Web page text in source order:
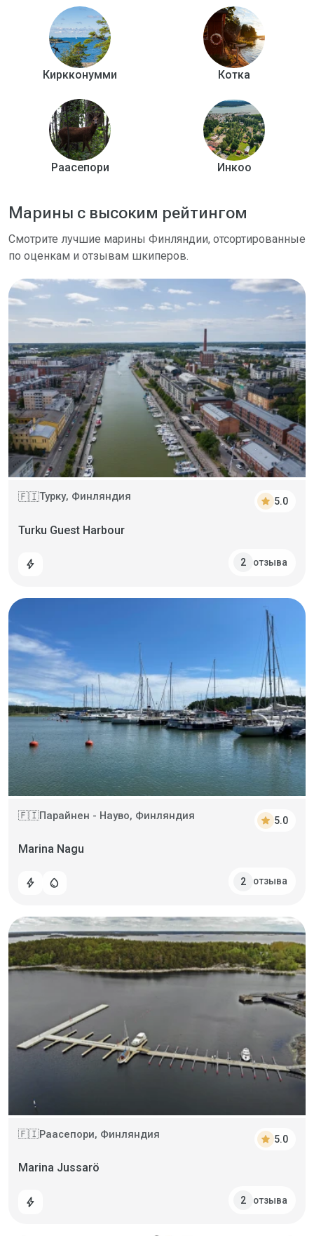
Киркконумми Котка
Раасепори Инкоо
Марины с высоким рейтингом
Смотрите лучшие марины Финляндии, отсортированные
по оценкам и отзывам шкиперов.
🇫🇮Турку, Финляндия star 5.0
Turku Guest Harbour
bolt 2 отзыва
🇫🇮Парайнен - Науво, Финляндия star 5.0
Marina Nagu
bolt water_drop 2 отзыва
🇫🇮Раасепори, Финляндия star 5.0
Marina Jussarö
bolt 2 отзыва